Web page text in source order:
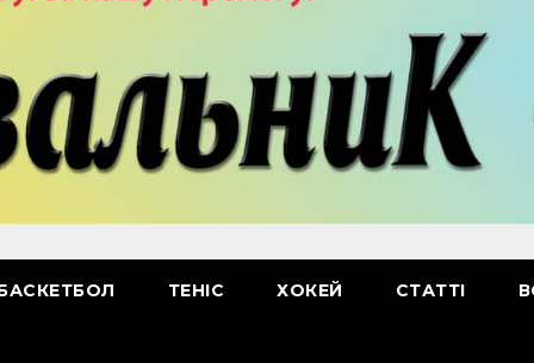
ТЕНІС ХОКЕЙ СТАТТІ